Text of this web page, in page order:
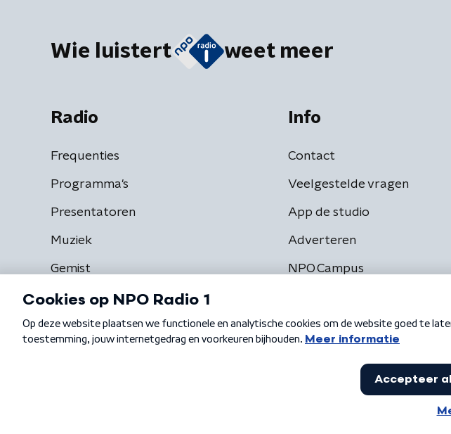
Wie luistert weet meer
Radio
Frequenties
Programma's
Presentatoren
Muziek
Gemist
Info
Contact
Veelgestelde vragen
App de studio
Adverteren
NPO Campus
Algemene voorwaarden Privacybeleid